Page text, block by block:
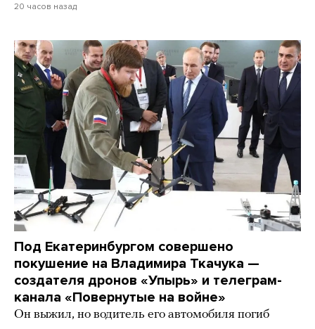
20 часов назад
Под Екатеринбургом совершено
покушение на Владимира Ткачука —
создателя дронов «Упырь» и телеграм-
канала «Повернутые на войне»
Он выжил, но водитель его автомобиля погиб